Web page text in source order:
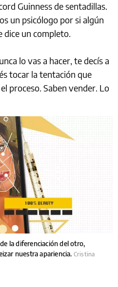
Guinness de sentadillas.
un psicólogo por si algún
dice un completo.
lo vas a hacer, te decís a
tocar la tentación que
proceso. Saben vender. Lo
la diferenciación del otro,
nuestra apariencia. Cristina